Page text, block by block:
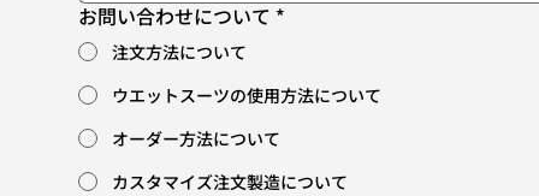
お問い合わせについて *
注文方法について
ウエットスーツの使用方法について
オーダー方法について
カスタマイズ注文製造について